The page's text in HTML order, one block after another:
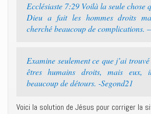
Ecclésiaste 7:29 Voilà la seule chose
Dieu a fait les hommes droits
cherché beaucoup de complications.
Examine seulement ce que j’ai
êtres humains droits, mais eux,
beaucoup de détours. -Segond21
Voici la solution de Jésus pour corriger la